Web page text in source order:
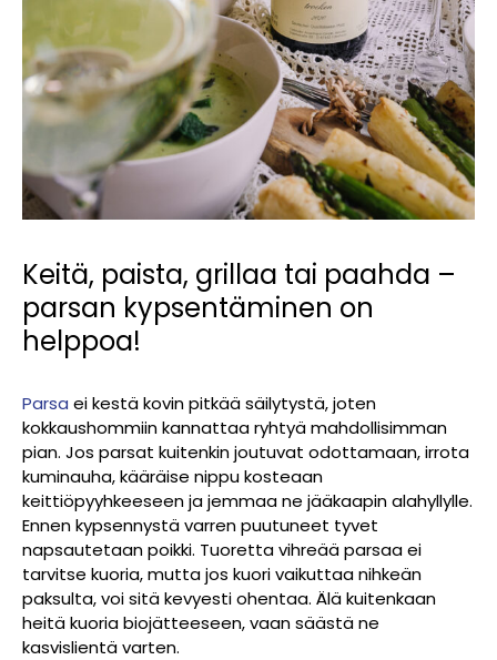
Keitä, paista, grillaa tai paahda –
parsan kypsentäminen on
helppoa!
Parsa ei kestä kovin pitkää säilytystä, joten
kokkaushommiin kannattaa ryhtyä mahdollisimman
pian. Jos parsat kuitenkin joutuvat odottamaan, irrota
kuminauha, kääräise nippu kosteaan
keittiöpyyhkeeseen ja jemmaa ne jääkaapin alahyllylle.
Ennen kypsennystä varren puutuneet tyvet
napsautetaan poikki. Tuoretta vihreää parsaa ei
tarvitse kuoria, mutta jos kuori vaikuttaa nihkeän
paksulta, voi sitä kevyesti ohentaa. Älä kuitenkaan
heitä kuoria biojätteeseen, vaan säästä ne
kasvislientä varten.